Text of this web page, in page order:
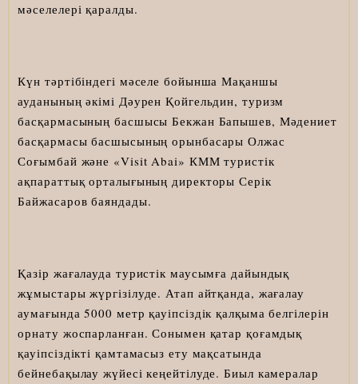
мәселелері қаралды.
Күн тәртібіндегі мәселе бойынша Мақаншы
ауданының әкімі Дәурен Қойгельдин, туризм
басқармасының басшысы Бекжан Бапышев, Мәдениет
басқармасы басшысының орынбасары Олжас
Соғымбай және «Visit Abai» КММ туристік
ақпараттық орталығының директоры Серік
Байжасаров баяндады.
Қазір жағалауда туристік маусымға дайындық
жұмыстары жүргізілуде. Атап айтқанда, жағалау
аумағында 5000 метр қауіпсіздік қалқыма белгілерін
орнату жоспарланған. Сонымен қатар қоғамдық
қауіпсіздікті қамтамасыз ету мақсатында
бейнебақылау жүйесі кеңейтілуде. Биыл камералар